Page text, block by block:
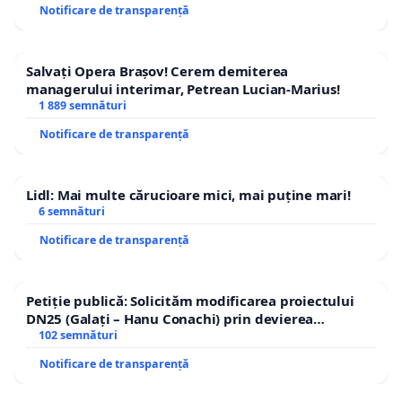
solicităm:
finanțare care să permită ajustarea traiectoriei
tarifare fără a periclita obiectivele proiectului și
obligațiile asumate față de Comisia Europeană
din proiect sau renegocieri ale condițiilor de
finanțare
operare
Ministerului Mediului, Apelor și Pădurilor solicităm:
Notificare de transparență
Salvați Opera Brașov! Cerem demiterea
managerului interimar, Petrean Lucian-Marius!
1 889 semnături
Notificare de transparență
Lidl: Mai multe cărucioare mici, mai puține mari!
6 semnături
Notificare de transparență
Petiție publică: Solicităm modificarea proiectului
DN25 (Galați – Hanu Conachi) prin devierea
traseului în afara localităților!
102 semnături
Notificare de transparență